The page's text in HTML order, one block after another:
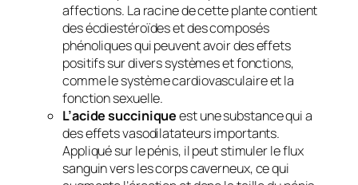
affections. La racine de cette plante contient
des écdiestéroïdes et des composés
phénoliques qui peuvent avoir des effets
positifs sur divers systèmes et fonctions,
comme le système cardiovasculaire et la
fonction sexuelle.
L’acide succiniqueest une substance qui a
des effets vasodilatateurs importants.
Appliqué sur le pénis, il peut stimuler le flux
sanguin vers les corps caverneux, ce qui